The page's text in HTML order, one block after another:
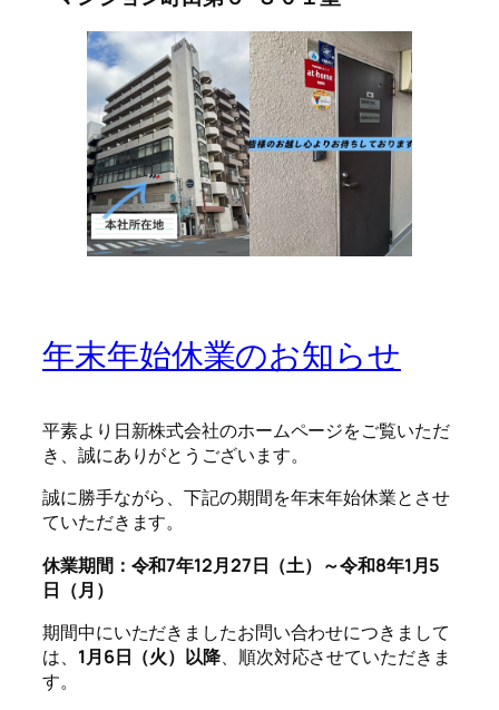
年末年始休業のお知らせ
平素より日新株式会社のホームページをご覧いただ
き、誠にありがとうございます。
誠に勝手ながら、下記の期間を年末年始休業とさせ
ていただきます。
休業期間：令和7年12月27日（土）～令和8年1月5
日（月）
期間中にいただきましたお問い合わせにつきまして
は、 1月6日（火）以降、順次対応させていただきま
す。